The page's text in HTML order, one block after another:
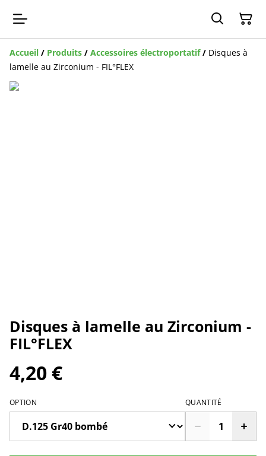
Accueil / Produits / Accessoires électroportatif / Disques à
lamelle au Zirconium - FIL°FLEX
Disques à lamelle au Zirconium -
FIL°FLEX
4,20 €
OPTION QUANTITÉ